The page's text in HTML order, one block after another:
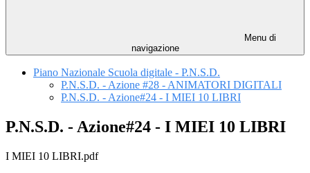
Menu di
navigazione
Piano Nazionale Scuola digitale - P.N.S.D.
P.N.S.D. - Azione #28 - ANIMATORI DIGITALI
P.N.S.D. - Azione#24 - I MIEI 10 LIBRI
P.N.S.D. - Azione#24 - I MIEI 10 LIBRI
I MIEI 10 LIBRI.pdf